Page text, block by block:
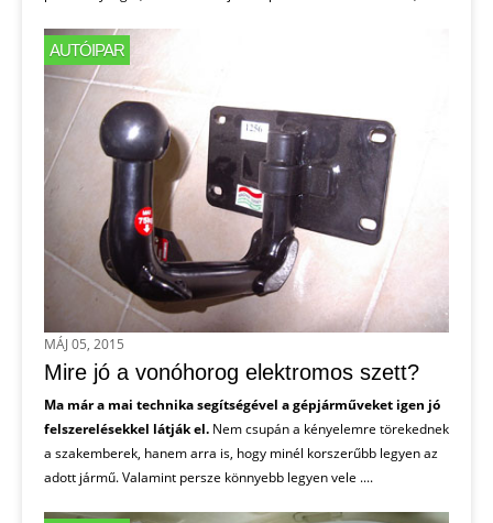
AUTÓIPAR
MÁJ 05, 2015
Mire jó a vonóhorog elektromos szett?
Ma már a mai technika segítségével a gépjárműveket igen jó
felszerelésekkel látják el. Nem csupán a kényelemre törekednek
a szakemberek, hanem arra is, hogy minél korszerűbb legyen az
adott jármű. Valamint persze könnyebb legyen vele ....